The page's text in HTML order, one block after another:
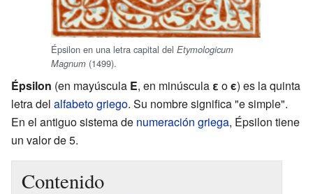
Épsilon en una letra capital del Etymologicum
Magnum (1499).
Épsilon (en mayúscula Ε, en minúscula ε oϵ) es la quinta
letra del alfabeto griego. Su nombre significa "e simple".
En el antiguo sistema de numeración griega, Épsilon tiene
un valor de 5.
Contenido